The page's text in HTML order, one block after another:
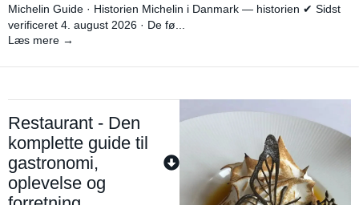
Michelin Guide · Historien Michelin i Danmark — historien ✔ Sidst
verificeret 4. august 2026 · De fø...
Læs mere →
Restaurant - Den
komplette guide til
gastronomi,
oplevelse og